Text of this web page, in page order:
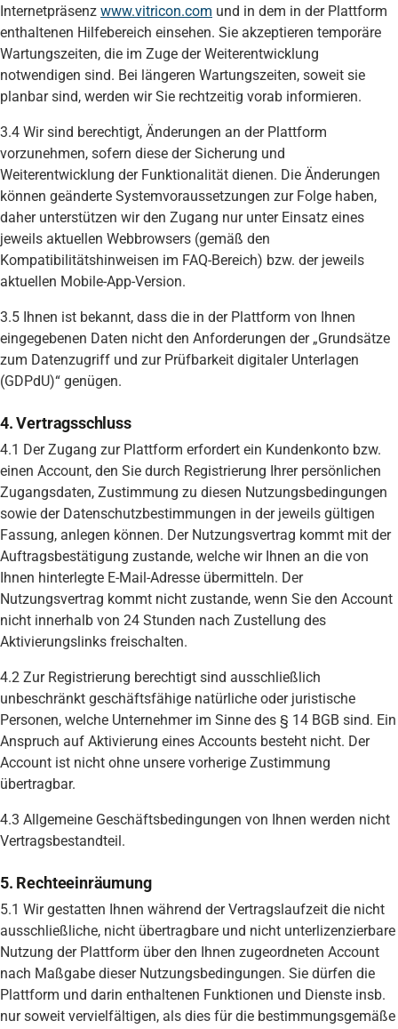
Internetpräsenz www.vitricon.com und in dem in der Plattform
enthaltenen Hilfebereich einsehen. Sie akzeptieren temporäre
Wartungszeiten, die im Zuge der Weiterentwicklung
notwendigen sind. Bei längeren Wartungszeiten, soweit sie
planbar sind, werden wir Sie rechtzeitig vorab informieren.
3.4 Wir sind berechtigt, Änderungen an der Plattform
vorzunehmen, sofern diese der Sicherung und
Weiterentwicklung der Funktionalität dienen. Die Änderungen
können geänderte Systemvoraussetzungen zur Folge haben,
daher unterstützen wir den Zugang nur unter Einsatz eines
jeweils aktuellen Webbrowsers (gemäß den
Kompatibilitätshinweisen im FAQ-Bereich) bzw. der jeweils
aktuellen Mobile-App-Version.
3.5 Ihnen ist bekannt, dass die in der Plattform von Ihnen
eingegebenen Daten nicht den Anforderungen der „Grundsätze
zum Datenzugriff und zur Prüfbarkeit digitaler Unterlagen
(GDPdU)“ genügen.
4. Vertragsschluss
4.1 Der Zugang zur Plattform erfordert ein Kundenkonto bzw.
einen Account, den Sie durch Registrierung Ihrer persönlichen
Zugangsdaten, Zustimmung zu diesen Nutzungsbedingungen
sowie der Datenschutzbestimmungen in der jeweils gültigen
Fassung, anlegen können. Der Nutzungsvertrag kommt mit der
Auftragsbestätigung zustande, welche wir Ihnen an die von
Ihnen hinterlegte E-Mail-Adresse übermitteln. Der
Nutzungsvertrag kommt nicht zustande, wenn Sie den Account
nicht innerhalb von 24 Stunden nach Zustellung des
Aktivierungslinks freischalten.
4.2 Zur Registrierung berechtigt sind ausschließlich
unbeschränkt geschäftsfähige natürliche oder juristische
Personen, welche Unternehmer im Sinne des § 14 BGB sind. Ein
Anspruch auf Aktivierung eines Accounts besteht nicht. Der
Account ist nicht ohne unsere vorherige Zustimmung
übertragbar.
4.3 Allgemeine Geschäftsbedingungen von Ihnen werden nicht
Vertragsbestandteil.
5. Rechteeinräumung
5.1 Wir gestatten Ihnen während der Vertragslaufzeit die nicht
ausschließliche, nicht übertragbare und nicht unterlizenzierbare
Nutzung der Plattform über den Ihnen zugeordneten Account
nach Maßgabe dieser Nutzungsbedingungen. Sie dürfen die
Plattform und darin enthaltenen Funktionen und Dienste insb.
nur soweit vervielfältigen, als dies für die bestimmungsgemäße